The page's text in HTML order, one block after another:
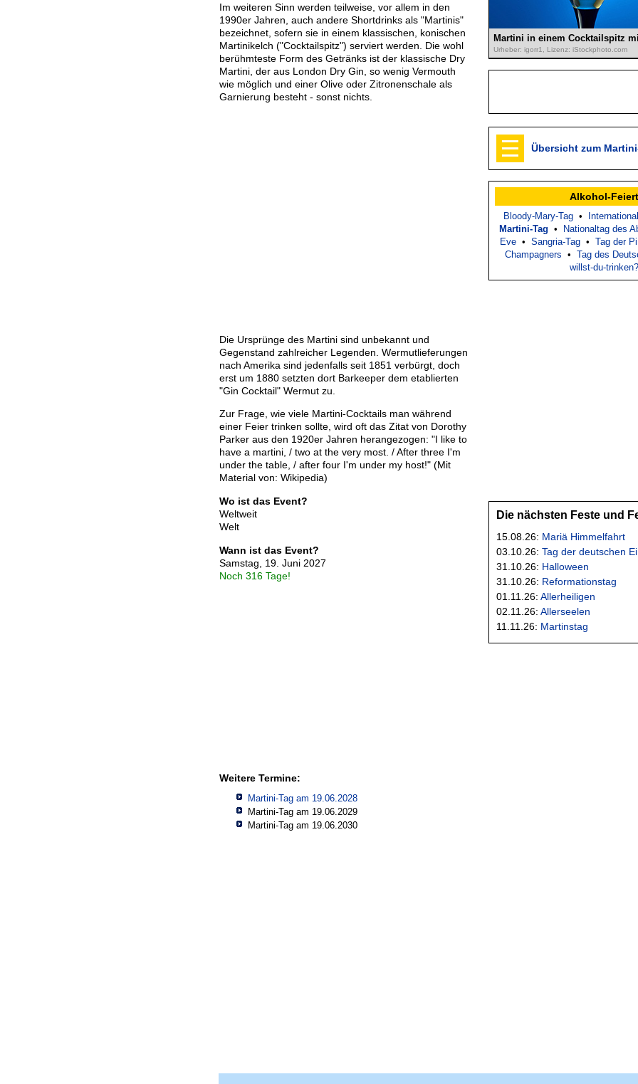
Martini in einem Cocktailspitz
Urheber: igorr1, Lizenz: iStockphoto.com
Im weiteren Sinn werden teilweise, vor allem in den
1990er Jahren, auch andere Shortdrinks als "Martinis"
bezeichnet, sofern sie in einem klassischen, konischen
Martinikelch ("Cocktailspitz") serviert werden. Die wohl
berühmteste Form des Getränks ist der klassische Dry
Martini, der aus London Dry Gin, so wenig Vermouth
wie möglich und einer Olive oder Zitronenschale als
Garnierung besteht - sonst nichts.
Die Ursprünge des Martini sind unbekannt und
Gegenstand zahlreicher Legenden. Wermutlieferungen
nach Amerika sind jedenfalls seit 1851 verbürgt, doch
erst um 1880 setzten dort Barkeeper dem etablierten
"Gin Cocktail" Wermut zu.
Zur Frage, wie viele Martini-Cocktails man während
einer Feier trinken sollte, wird oft das Zitat von Dorothy
Parker aus den 1920er Jahren herangezogen: "I like to
have a martini, / two at the very most. / After three I'm
under the table, / after four I'm under my host!" (Mit
Material von: Wikipedia)
Wo ist das Event?
Weltweit
Welt
Wann ist das Event?
Samstag, 19. Juni 2027
Noch 316 Tage!
Weitere Termine:
Martini-Tag am 19.06.2028
Martini-Tag am 19.06.2029
Martini-Tag am 19.06.2030
Übersicht zum
Alkohol-
Bloody-Mary-Tag•
Martini-Tag • Nationaltag des
Eve • Sangria-Tag • Tag der
Champagners • Tag des
willst-du-
Die nächsten Feste und
15.08.26: Mariä Himmelfahrt
03.10.26: Tag der deutschen
31.10.26: Halloween
31.10.26: Reformationstag
01.11.26: Allerheiligen
02.11.26: Allerseelen
11.11.26: Martinstag